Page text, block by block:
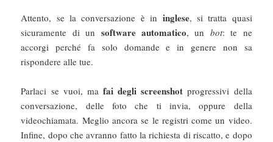
Attento, se la conversazione è in inglese, si tratta quasi
sicuramente di un software automatico, un bot: te ne
accorgi perché fa solo domande e in genere non sa
rispondere alle tue.
Parlaci se vuoi, ma fai degli screenshot progressivi della
conversazione, delle foto che ti invia, oppure della
videochiamata. Meglio ancora se le registri come un video.
Infine, dopo che avranno fatto la richiesta di riscatto, e dopo